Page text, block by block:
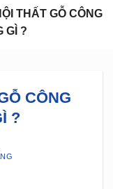
THẤT GỖ CÔNG
GÌ ?
CÔNG
?